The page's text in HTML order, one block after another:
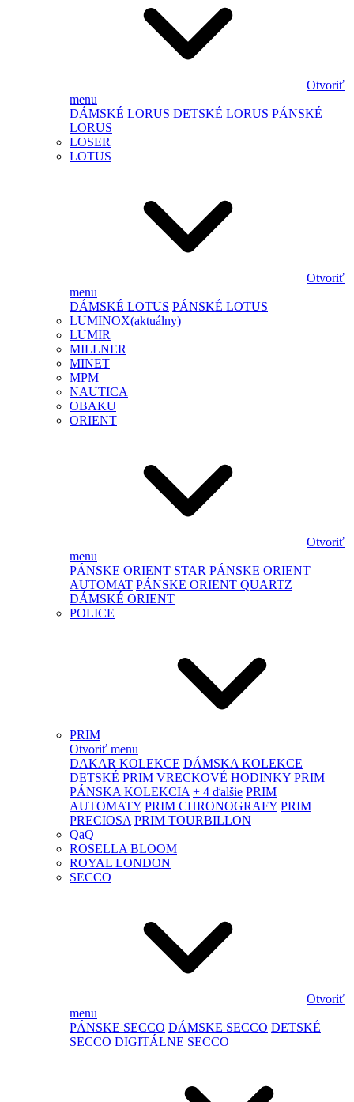
Otvoriť
menu
DÁMSKÉ LORUS DETSKÉ LORUS PÁNSKÉ
LORUS
LOSER
LOTUS
Otvoriť
menu
DÁMSKÉ LOTUS PÁNSKÉ LOTUS
LUMINOX(aktuálny)
LUMIR
MILLNER
MINET
MPM
NAUTICA
OBAKU
ORIENT
Otvoriť
menu
PÁNSKE ORIENT STAR PÁNSKE ORIENT
AUTOMAT PÁNSKE ORIENT QUARTZ
DÁMSKÉ ORIENT
POLICE
PRIM
Otvoriť menu
DAKAR KOLEKCE DÁMSKA KOLEKCE
DETSKÉ PRIM VRECKOVÉ HODINKY PRIM
PÁNSKA KOLEKCIA + 4 ďalšie PRIM
AUTOMATY PRIM CHRONOGRAFY PRIM
PRECIOSA PRIM TOURBILLON
QaQ
ROSELLA BLOOM
ROYAL LONDON
SECCO
Otvoriť
menu
PÁNSKE SECCO DÁMSKE SECCO DETSKÉ
SECCO DIGITÁLNE SECCO